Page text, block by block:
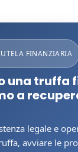
FINANZIARIA
una truffa
a
legale e
avviare le